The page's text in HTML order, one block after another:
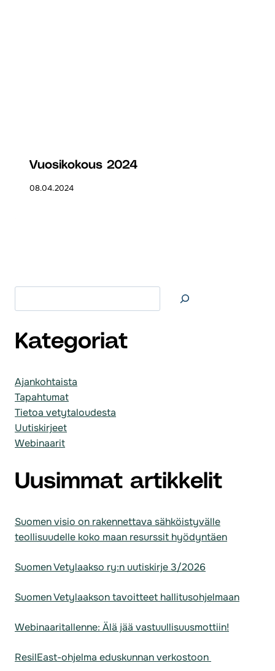
Vuosikokous 2024
08.04.2024
Kategoriat
Ajankohtaista
Tapahtumat
Tietoa vetytaloudesta
Uutiskirjeet
Webinaarit
Uusimmat artikkelit
Suomen visio on rakennettava sähköistyvälle
teollisuudelle koko maan resurssit hyödyntäen
Suomen Vetylaakso ry:n uutiskirje 3/2026
Suomen Vetylaakson tavoitteet hallitusohjelmaan
Webinaaritallenne: Älä jää vastuullisuusmottiin!
ResilEast-ohjelma eduskunnan verkostoon